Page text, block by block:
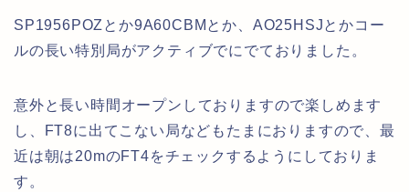
SP1956POZとか9A60CBMとか、AO25HSJとかコー
ルの長い特別局がアクティブでにでておりました。
意外と長い時間オープンしておりますので楽しめます
し、FT8に出てこない局などもたまにおりますので、最
近は朝は20mのFT4をチェックするようにしておりま
す。